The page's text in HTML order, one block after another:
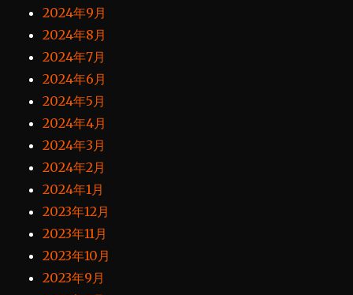
2024年9月
2024年8月
2024年7月
2024年6月
2024年5月
2024年4月
2024年3月
2024年2月
2024年1月
2023年12月
2023年11月
2023年10月
2023年9月